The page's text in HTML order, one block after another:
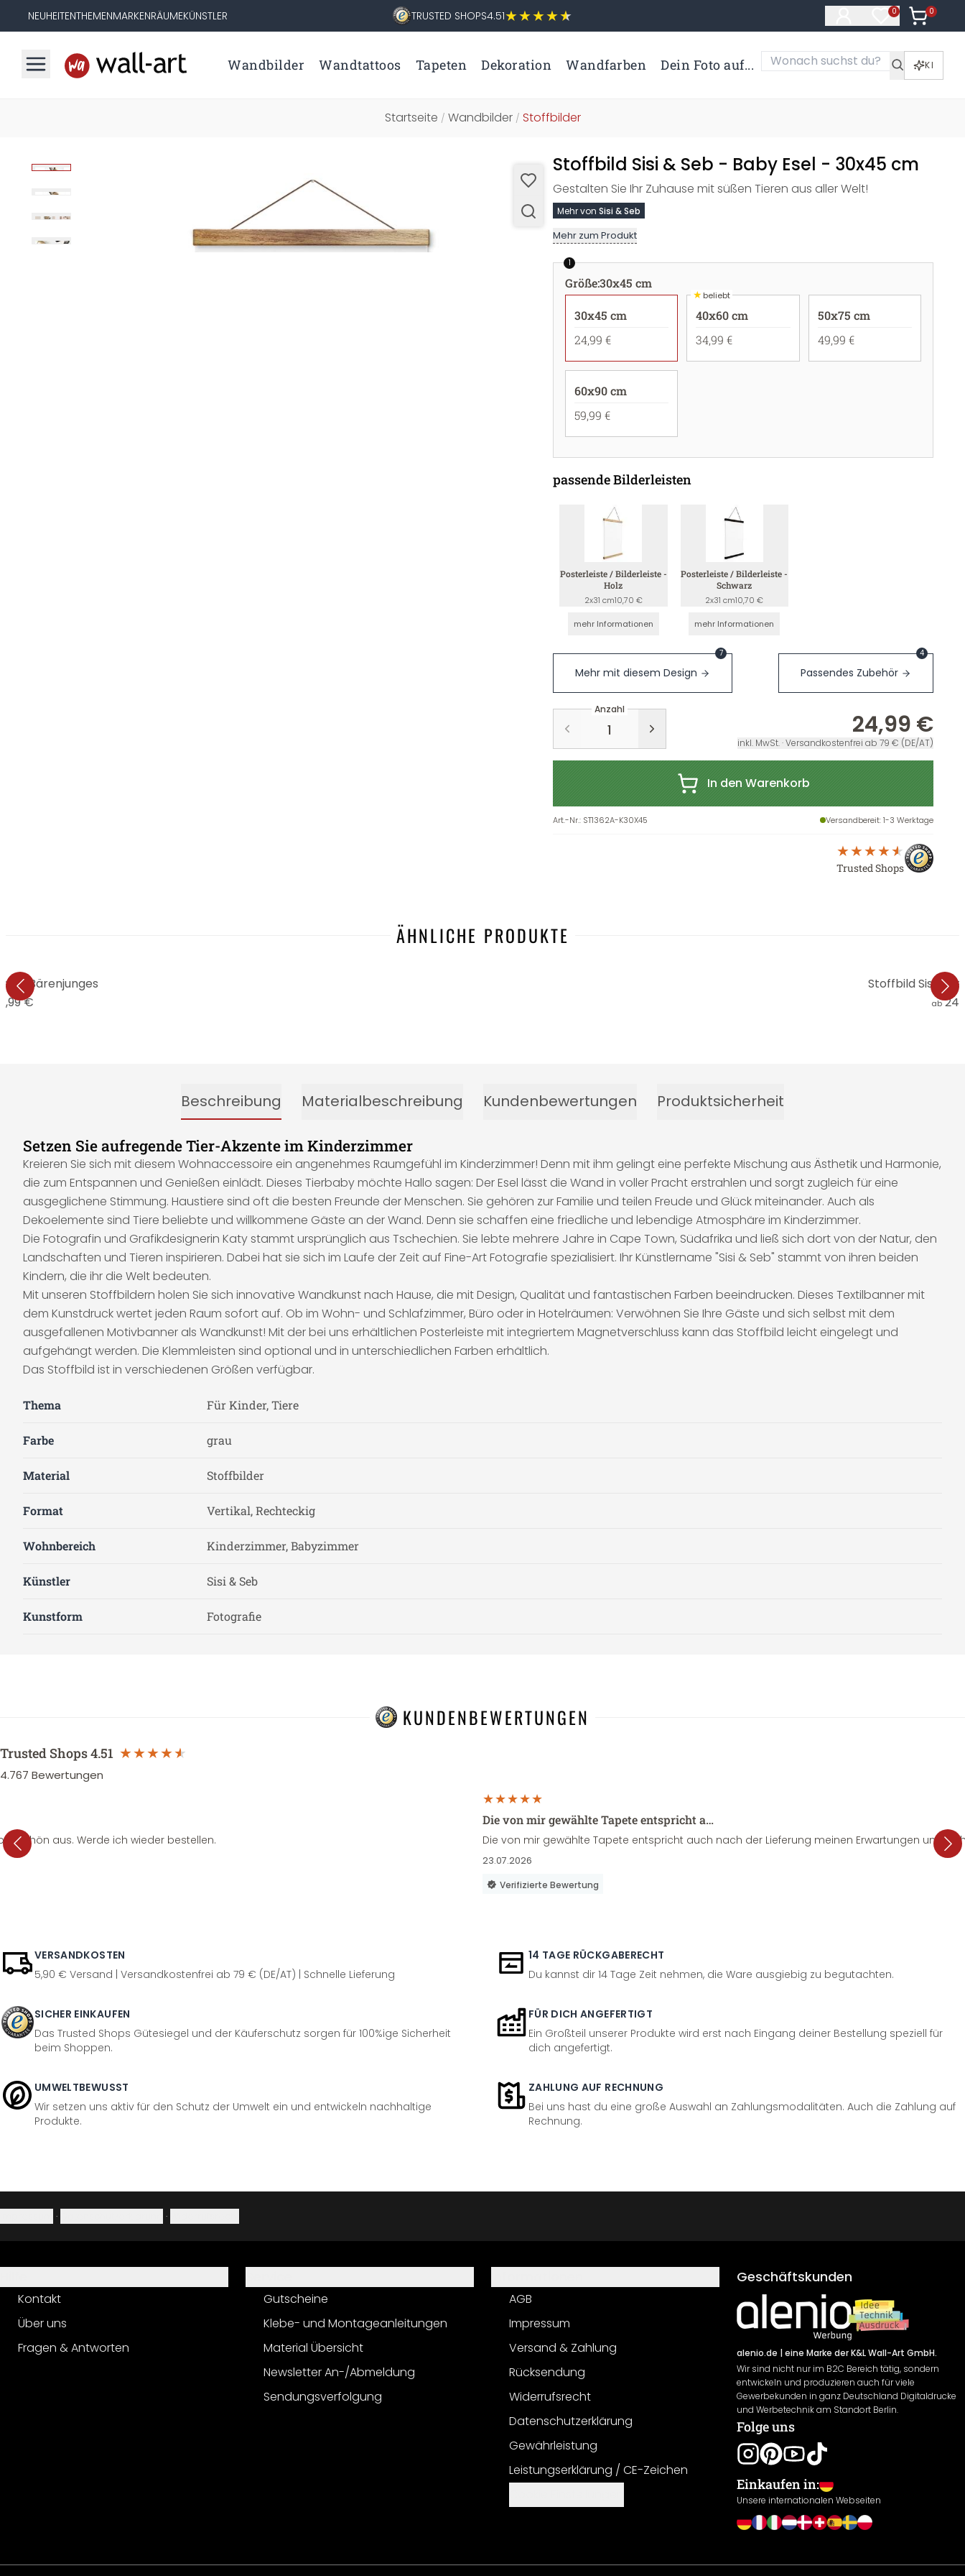
NEUHEITENTHEMENMARKENRÄUMEKÜNSTLER TRUSTED SHOPS4.51 0
Artikel im
0
Artikel
Wandbilder Wandtattoos Tapeten Dekoration Wandfarben Dein Foto auf... KI
Startseite / Wandbilder/ Stoffbilder
Stoffbild Sisi & Seb - Baby Esel - 30x45 cm
Gestalten Sie Ihr Zuhause mit süßen Tieren aus aller Welt!
Mehr von Sisi & Seb
Mehr zum Produkt
1
Größe:30x45 cm
30x45 cm
24,99 €
★beliebt
40x60 cm
34,99 €
50x75 cm
49,99 €
60x90 cm
59,99 €
passende Bilderleisten
Posterleiste / Bilderleiste -
Holz
2x31 cm10,70 €
mehr Informationen
Posterleiste / Bilderleiste -
Schwarz
2x31 cm10,70 €
mehr Informationen
Mehr mit diesem Design
7
Passendes Zubehör
4
Anzahl
24,99 €
inkl. MwSt. · Versandkostenfrei ab 79 € (DE/AT)
In den Warenkorb
Art.-Nr.: ST1362A-K30X45 Versandbereit: 1-3 Werktage
Trusted Shops
ÄHNLICHE PRODUKTE
- Bärenjunges
€
Stoffbild Sisi &
ab
Beschreibung Materialbeschreibung Kundenbewertungen Produktsicherheit
Setzen Sie aufregende Tier-Akzente im Kinderzimmer
Kreieren Sie sich mit diesem Wohnaccessoire ein angenehmes Raumgefühl im Kinderzimmer! Denn mit ihm gelingt eine perfekte Mischung aus Ästhetik und Harmonie,
die zum Entspannen und Genießen einlädt. Dieses Tierbaby möchte Hallo sagen: Der Esel lässt die Wand in voller Pracht erstrahlen und sorgt zugleich für eine
ausgeglichene Stimmung. Haustiere sind oft die besten Freunde der Menschen. Sie gehören zur Familie und teilen Freude und Glück miteinander. Auch als
Dekoelemente sind Tiere beliebte und willkommene Gäste an der Wand. Denn sie schaffen eine friedliche und lebendige Atmosphäre im Kinderzimmer.
Die Fotografin und Grafikdesignerin Katy stammt ursprünglich aus Tschechien. Sie lebte mehrere Jahre in Cape Town, Südafrika und ließ sich dort von der Natur, den
Landschaften und Tieren inspirieren. Dabei hat sie sich im Laufe der Zeit auf Fine-Art Fotografie spezialisiert. Ihr Künstlername "Sisi & Seb" stammt von ihren beiden
Kindern, die ihr die Welt bedeuten.
Mit unseren Stoffbildern holen Sie sich innovative Wandkunst nach Hause, die mit Design, Qualität und fantastischen Farben beeindrucken. Dieses Textilbanner mit
dem Kunstdruck wertet jeden Raum sofort auf. Ob im Wohn- und Schlafzimmer, Büro oder in Hotelräumen: Verwöhnen Sie Ihre Gäste und sich selbst mit dem
ausgefallenen Motivbanner als Wandkunst! Mit der bei uns erhältlichen Posterleiste mit integriertem Magnetverschluss kann das Stoffbild leicht eingelegt und
aufgehängt werden. Die Klemmleisten sind optional und in unterschiedlichen Farben erhältlich.
Das Stoffbild ist in verschiedenen Größen verfügbar.
Thema Für Kinder, Tiere
Farbe grau
Material Stoffbilder
Format Vertikal, Rechteckig
Wohnbereich Kinderzimmer, Babyzimmer
Künstler Sisi & Seb
Kunstform Fotografie
KUNDENBEWERTUNGEN
Trusted Shops4.51
4.767 Bewertungen
schön aus. Werde ich wieder bestellen.
Die von mir gewählte Tapete entspricht a…
Die von mir gewählte Tapete entspricht auch nach der Lieferung meinen Erwartungen und
23.07.2026
Verifizierte Bewertung
VERSANDKOSTEN
5,90 € Versand | Versandkostenfrei ab 79 € (DE/AT) | Schnelle Lieferung
14 TAGE RÜCKGABERECHT
Du kannst dir 14 Tage Zeit nehmen, die Ware ausgiebig zu begutachten.
SICHER EINKAUFEN
Das Trusted Shops Gütesiegel und der Käuferschutz sorgen für 100%ige Sicherheit
beim Shoppen.
FÜR DICH ANGEFERTIGT
Ein Großteil unserer Produkte wird erst nach Eingang deiner Bestellung speziell für
dich angefertigt.
UMWELTBEWUSST
Wir setzen uns aktiv für den Schutz der Umwelt ein und entwickeln nachhaltige
Produkte.
ZAHLUNG AUF RECHNUNG
Bei uns hast du eine große Auswahl an Zahlungsmodalitäten. Auch die Zahlung auf
Rechnung.
· ·
Kontakt
Über uns
Fragen & Antworten
Gutscheine
Klebe- und Montageanleitungen
Material Übersicht
Newsletter An-/Abmeldung
Sendungsverfolgung
AGB
Impressum
Versand & Zahlung
Rücksendung
Widerrufsrecht
Datenschutzerklärung
Gewährleistung
Leistungserklärung / CE-Zeichen
Geschäftskunden
alenio.de | eine Marke der K&L Wall-Art GmbH.
Wir sind nicht nur im B2C Bereich tätig, sondern
entwickeln und produzieren auch für viele
Gewerbekunden in ganz Deutschland Digitaldrucke
und Werbetechnik am Standort Berlin.
Folge uns
Einkaufen in:
Unsere internationalen Webseiten